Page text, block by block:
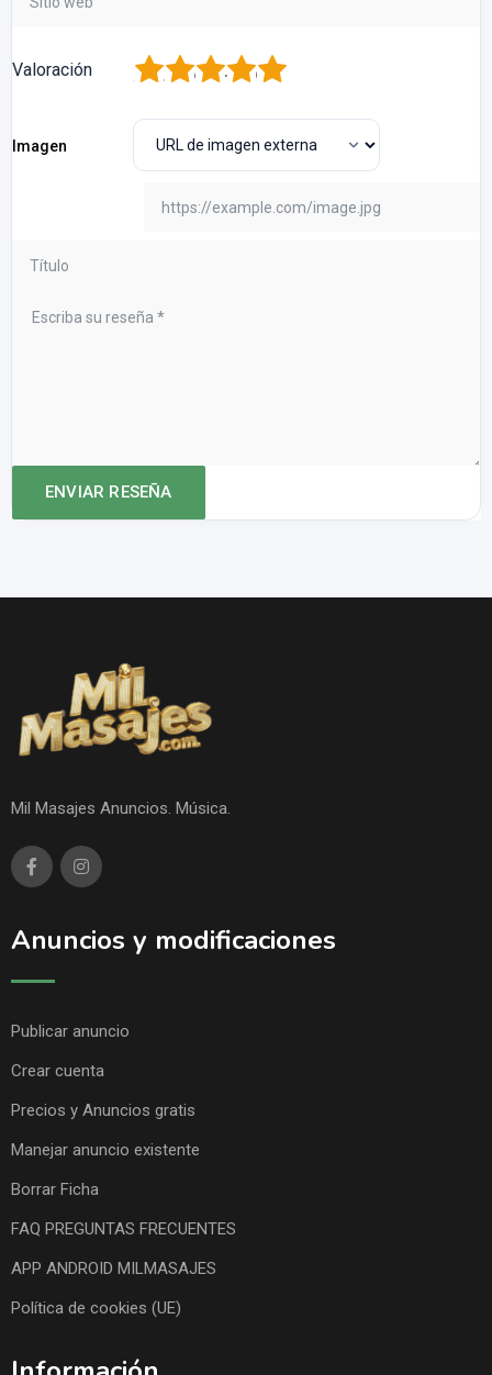
Valoración 5
4
3
2
Imagen
Mil Masajes Anuncios. Música.
Anuncios y modificaciones
Publicar anuncio
Crear cuenta
Precios y Anuncios gratis
Manejar anuncio existente
Borrar Ficha
FAQ PREGUNTAS FRECUENTES
APP ANDROID MILMASAJES
Política de cookies (UE)